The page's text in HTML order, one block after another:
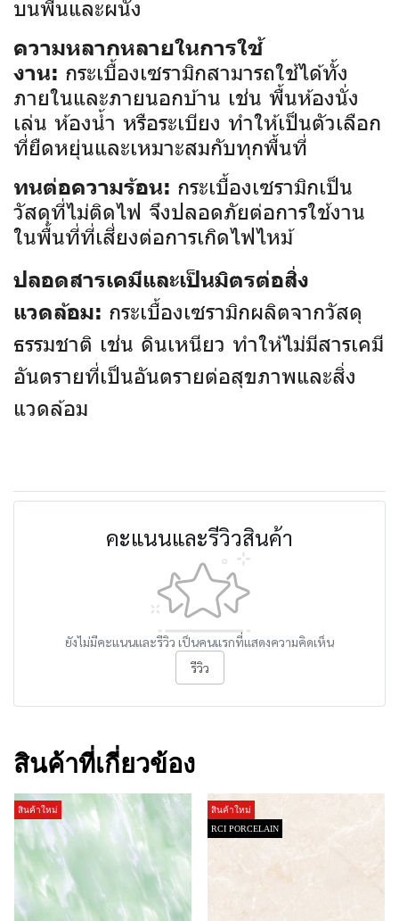
บนพื้นและผนัง
ความหลากหลายในการใช้
งาน: กระเบื้องเซรามิกสามารถใช้ได้ทั้ง
ภายในและภายนอกบ้าน เช่น พื้นห้องนั่ง
เล่น ห้องน้ำ หรือระเบียง ทำให้เป็นตัวเลือก
ที่ยืดหยุ่นและเหมาะสมกับทุกพื้นที่
ทนต่อความร้อน: กระเบื้องเซรามิกเป็น
วัสดุที่ไม่ติดไฟ จึงปลอดภัยต่อการใช้งาน
ในพื้นที่ที่เสี่ยงต่อการเกิดไฟไหม้
ปลอดสารเคมีและเป็นมิตรต่อสิ่ง
แวดล้อม: กระเบื้องเซรามิกผลิตจากวัสดุ
ธรรมชาติ เช่น ดินเหนียว ทำให้ไม่มีสารเคมี
อันตรายที่เป็นอันตรายต่อสุขภาพและสิ่ง
แวดล้อม
คะแนนและรีวิวสินค้า
ยังไม่มีคะแนนและรีวิว เป็นคนแรกที่แสดงความคิดเห็น
รีวิว
สินค้าที่เกี่ยวข้อง
สินค้าใหม่
สินค้าใหม่
RCI PORCELAIN